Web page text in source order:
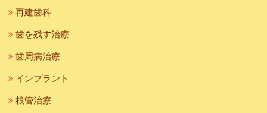
再建歯科
歯を残す治療
歯周病治療
インプラント
根管治療